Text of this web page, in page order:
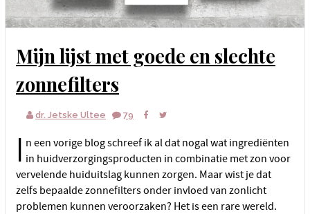
Mijn lijst met goede en slechte
zonnefilters
dr. Jetske Ultee 79
I n een vorige blog schreef ik al dat nogal wat ingrediënten
in huidverzorgingsproducten in combinatie met zon voor
vervelende huiduitslag kunnen zorgen. Maar wist je dat
zelfs bepaalde zonnefilters onder invloed van zonlicht
problemen kunnen veroorzaken? Het is een rare wereld.